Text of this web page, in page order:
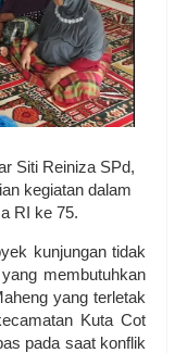
Siti Reiniza SPd,
kegiatan dalam
RI ke 75.
kunjungan tidak
membutuhkan
yang terletak
Kuta Cot
pada saat konflik